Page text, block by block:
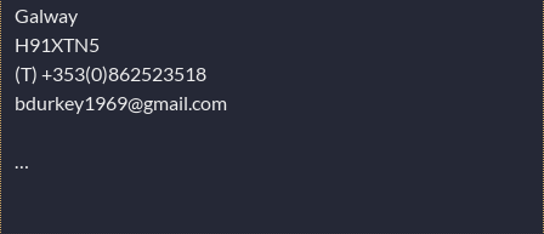
Galway
H91XTN5
(T) +353(0)862523518
bdurkey1969@gmail.com
…